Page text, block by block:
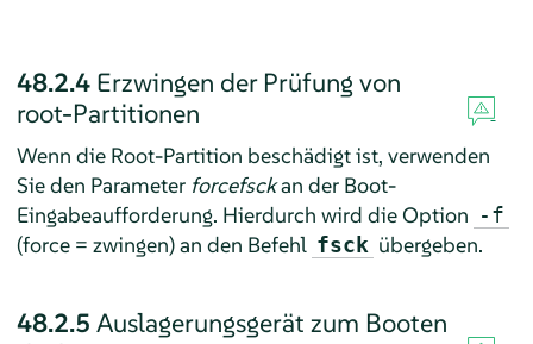
48.2.4 Erzwingen der Prüfung von
root-Partitionen
Wenn die Root-Partition beschädigt ist, verwenden
Sie den Parameter forcefsckan der Boot-
Eingabeaufforderung. Hierdurch wird die Option -f
(force = zwingen) an den Befehl fsck übergeben.
48.2.5 Auslagerungsgerät zum Booten